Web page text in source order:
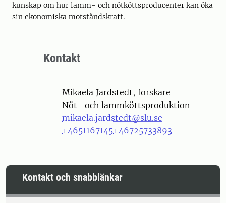
kunskap om hur lamm- och nötköttsproducenter kan öka
sin ekonomiska motståndskraft.
Kontakt
PersonMikaela Jardstedt, forskare
Nöt- och lammköttsproduktion
mikaela.jardstedt@slu.se
+4651167145+46725733893
Kontakt och snabblänkar